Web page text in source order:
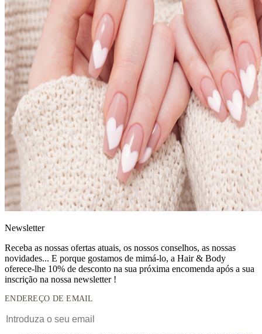
Newsletter
Receba as nossas ofertas atuais, os nossos conselhos, as nossas
novidades... E porque gostamos de mimá-lo, a Hair & Body
oferece-lhe 10% de desconto na sua próxima encomenda após a sua
inscrição na nossa newsletter !
ENDEREÇO DE EMAIL